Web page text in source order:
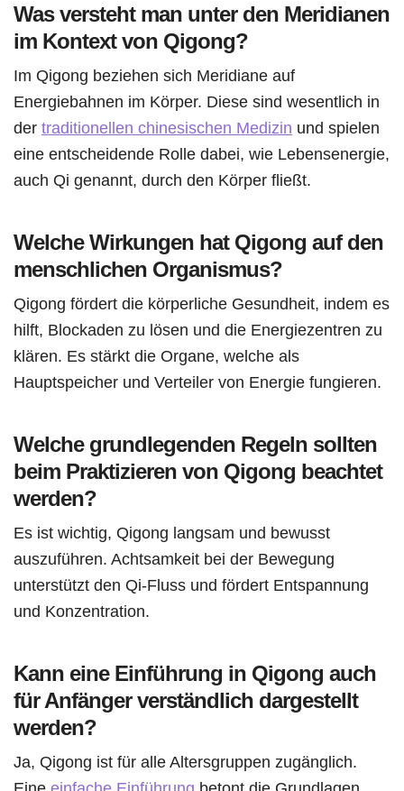
Was versteht man unter den Meridianen
im Kontext von Qigong?
Im Qigong beziehen sich Meridiane auf
Energiebahnen im Körper. Diese sind wesentlich in
der traditionellen chinesischen Medizin und spielen
eine entscheidende Rolle dabei, wie Lebensenergie,
auch Qi genannt, durch den Körper fließt.
Welche Wirkungen hat Qigong auf den
menschlichen Organismus?
Qigong fördert die körperliche Gesundheit, indem es
hilft, Blockaden zu lösen und die Energiezentren zu
klären. Es stärkt die Organe, welche als
Hauptspeicher und Verteiler von Energie fungieren.
Welche grundlegenden Regeln sollten
beim Praktizieren von Qigong beachtet
werden?
Es ist wichtig, Qigong langsam und bewusst
auszuführen. Achtsamkeit bei der Bewegung
unterstützt den Qi-Fluss und fördert Entspannung
und Konzentration.
Kann eine Einführung in Qigong auch
für Anfänger verständlich dargestellt
werden?
Ja, Qigong ist für alle Altersgruppen zugänglich.